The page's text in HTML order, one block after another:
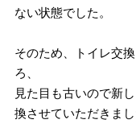
ない状態でした。
そのため、トイレ交
ろ、
見た目も古いので新
換させていただきまし